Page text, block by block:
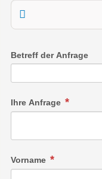
Betreff der Anfrage
Ihre Anfrage
Vorname